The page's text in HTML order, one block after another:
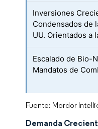
Inversiones
Condensados de
UU. Orientados a
Escalado de Bio-
Mandatos de
Fuente: Mordor
Demanda